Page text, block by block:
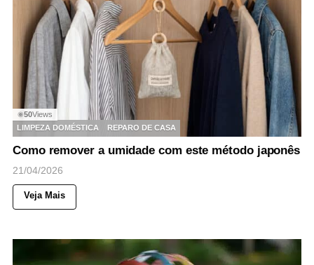
◉50Views
LIMPEZA DOMÉSTICA
REPARO DE CASA
Como remover a umidade com este método japonês
21/04/2026
Veja Mais